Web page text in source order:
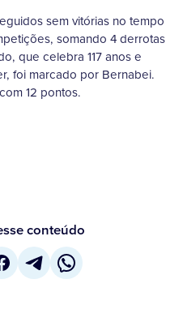
sem vitórias no tempo
somando 4 derrotas
que celebra 117 anos e
foi marcado por Bernabei.
12 pontos.
conteúdo